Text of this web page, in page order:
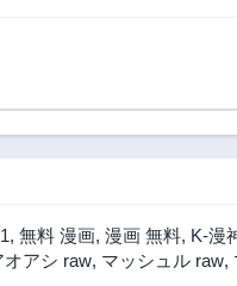
第7話
2年前
, 無料 漫画, 漫画 無料, K-漫
オアシ raw, マッシュル raw,